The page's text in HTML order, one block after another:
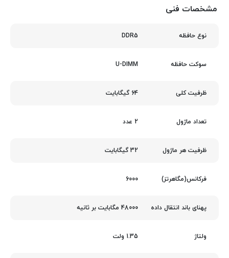
مشخصات فنی
نوع حافظه DDR5
سوکت حافظه U-DIMM
ظرفیت کلی 64 گیگابایت
تعداد ماژول 2 عدد
ظرفیت هر ماژول 32 گیگابایت
فرکانس(مگاهرتز) 6000
پهنای باند انتقال داده 48000 مگابایت بر ثانیه
ولتاژ 1.35 ولت